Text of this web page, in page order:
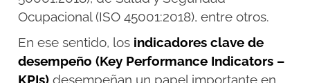
Ocupacional (ISO 45001:2018), entre otros.
En ese sentido, los indicadores clave de
desempeño (Key Performance Indicators –
KPIs) desempeñan un papel importante en